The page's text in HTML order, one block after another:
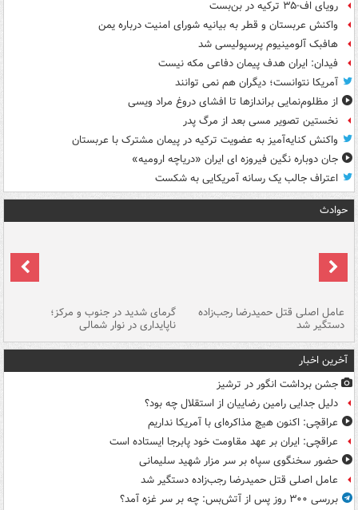
رویای اف-۳۵ ترکیه در بن‌بست
واکنش عربستان و قطر به بیانیه شورای امنیت درباره یمن
هافبک آلومینیوم پرسپولیسی شد
فیدان: ایران هدف پیمان دفاعی مکه نیست
آمریکا نتوانست؛ دیگران هم نمی توانند
از مظلوم‌نمایی براندازها تا افشای دروغ مراد ویسی
نخستین تصویر مسی بعد از مرگ پدر
واکنش کنایه‌آمیز به عضویت ترکیه در پیمان مشترک با عربستان
جان دوباره نگین فیروزه ای ایران «دریاچه ارومیه»
اعتراف جالب یک رسانه آمریکایی به شکست
حوادث
عامل اصلی قتل حمیدرضا رجب‌زاده
دستگیر شد
گرمای شدید در جنوب و مرکز؛
ناپایداری در نوار شمالی
آخرین اخبار
جشن برداشت انگور در ترشیز
دلیل جدایی رامین رضاییان از استقلال چه بود؟
عراقچی: اکنون هیچ مذاکره‌ای با آمریکا نداریم
عراقچی: ایران بر عهد مقاومت خود پابرجا ایستاده است
حضور سخنگوی سپاه بر سر مزار شهید سلیمانی
عامل اصلی قتل حمیدرضا رجب‌زاده دستگیر شد
بررسی ۳۰۰ روز پس از آتش‌بس: چه بر سر غزه آمد؟